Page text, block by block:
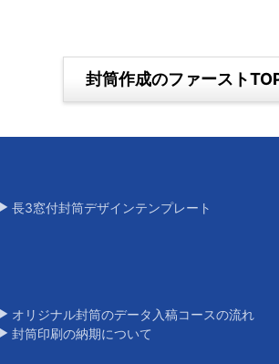
封筒作成のファースト
長3窓付封筒デザインテンプレート
オリジナル封筒のデータ入稿コースの流れ
封筒印刷の納期について